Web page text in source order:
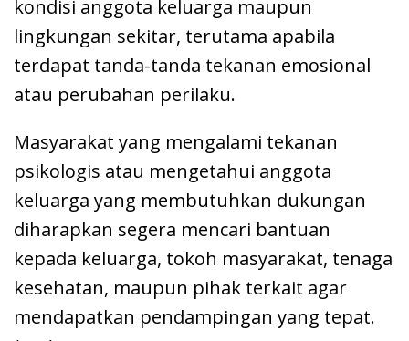
kondisi anggota keluarga maupun
lingkungan sekitar, terutama apabila
terdapat tanda-tanda tekanan emosional
atau perubahan perilaku.
Masyarakat yang mengalami tekanan
psikologis atau mengetahui anggota
keluarga yang membutuhkan dukungan
diharapkan segera mencari bantuan
kepada keluarga, tokoh masyarakat, tenaga
kesehatan, maupun pihak terkait agar
mendapatkan pendampingan yang tepat.